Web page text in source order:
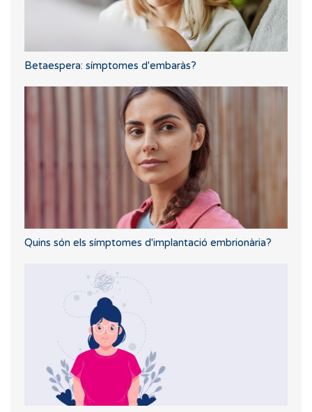
Betaespera: símptomes d'embaràs?
Quins són els símptomes d'implantació embrionària?